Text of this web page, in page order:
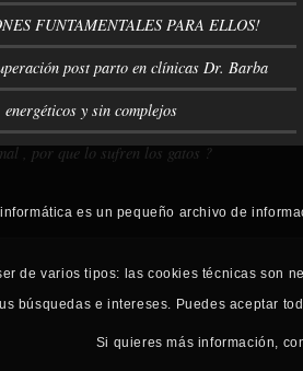
FUNTAMENTALES PARA ELLOS!
post parto en clínicas Dr. Barba
y sin complejos
, por que lo sufren los gatos ?
es un pequeño archivo de
de varios tipos: las cookies técnicas son
búsquedas e intereses. Puedes aceptar
Si quieres más información,